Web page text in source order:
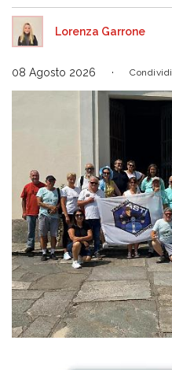
Lorenza Garrone
08 Agosto 2026 Condividi